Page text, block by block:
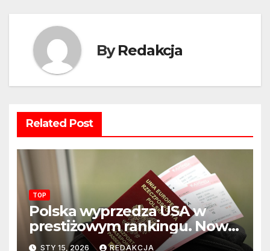
ByRedakcja
Related Post
TOP
Polska wyprzedza USA w
prestiżowym rankingu. Nowy
układ sił na świecie?
STY 15, 2026 REDAKCJA